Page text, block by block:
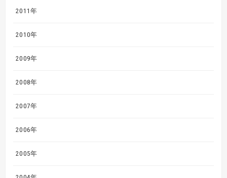
2011年
2010年
2009年
2008年
2007年
2006年
2005年